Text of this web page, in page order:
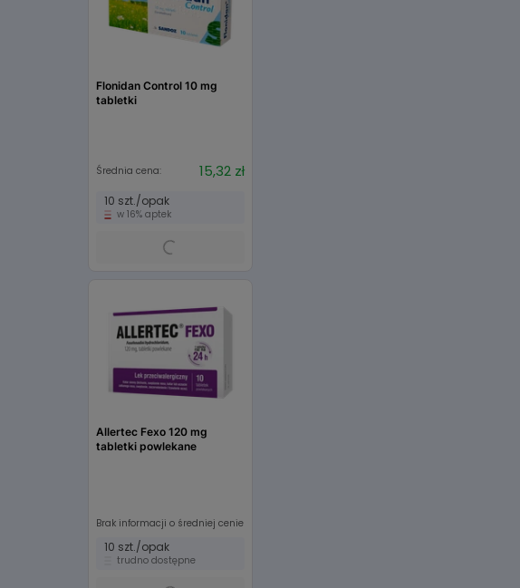
Flonidan Control 10 mg
tabletki
Średnia cena: 15,32 zł
10 szt./opak
w 16% aptek
Allertec Fexo 120 mg
tabletki powlekane
Brak informacji o średniej cenie
10 szt./opak
trudno dostępne